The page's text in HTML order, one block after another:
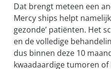
Dat brengt meteen een
Mercy ships helpt
gezonde’ patiënten. Het
en de volledige
dus binnen deze 10
kwaadaardige tumoren